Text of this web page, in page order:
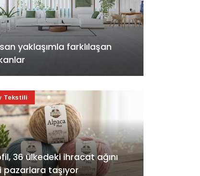
yaklaşımla farklılaşan
36 ülkedeki ihracat ağını
pazarlara taşıyor
Tekstili